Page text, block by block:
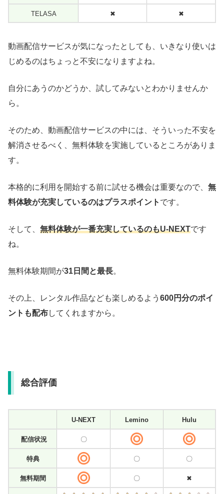
TELASA ✖ ✖
動画配信サービスが気になったとしても、いきなり使いは
じめるのはちょっと不安になりますよね。
自分にあうのかどうか、試してみないとわかりませんか
ら。
そのため、動画配信サービスの中には、そういった不安を
解消させるべく、無料体験を実施しているところがありま
す。
本格的に利用を開始する前に試せる機会は重要なので、 無
料体験が充実しているのはプラスポイント です。
そして、 無料体験が一番充実しているのもU-NEXTです
ね。
無料体験期間が31日間と最長。
その上、レンタル作品なども楽しめるよう 600円分のポイ
ントも配布してくれますから。
総合評価
U-NEXT Lemino Hulu
配信状況 〇
特典 〇 〇
無料期間 〇 ✖